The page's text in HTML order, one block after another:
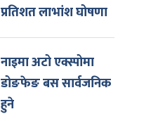
प्रतिशत लाभांश घोषणा
नाइमा अटो एक्स्पोमा
डोङफेङ बस सार्वजनिक
हुने